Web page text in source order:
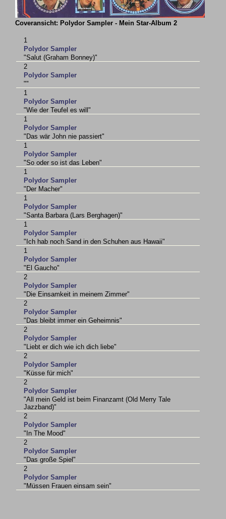
Coveransicht: Polydor Sampler - Mein Star-Album 2
1
Polydor Sampler
"Salut (Graham Bonney)"
2
Polydor Sampler
""
1
Polydor Sampler
"Wie der Teufel es will"
1
Polydor Sampler
"Das wär John nie passiert"
1
Polydor Sampler
"So oder so ist das Leben"
1
Polydor Sampler
"Der Macher"
1
Polydor Sampler
"Santa Barbara (Lars Berghagen)"
1
Polydor Sampler
"Ich hab noch Sand in den Schuhen aus Hawaii"
1
Polydor Sampler
"El Gaucho"
2
Polydor Sampler
"Die Einsamkeit in meinem Zimmer"
2
Polydor Sampler
"Das bleibt immer ein Geheimnis"
2
Polydor Sampler
"Liebt er dich wie ich dich liebe"
2
Polydor Sampler
"Küsse für mich"
2
Polydor Sampler
"All mein Geld ist beim Finanzamt (Old Merry Tale
Jazzband)"
2
Polydor Sampler
"In The Mood"
2
Polydor Sampler
"Das große Spiel"
2
Polydor Sampler
"Müssen Frauen einsam sein"